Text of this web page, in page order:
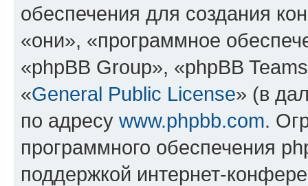
обеспечения для создания
«они», «программное
«phpBB Group», «phpBB
«General Public License» (в
по адресу www.phpbb.com.
программного обеспечения
поддержкой интернет-